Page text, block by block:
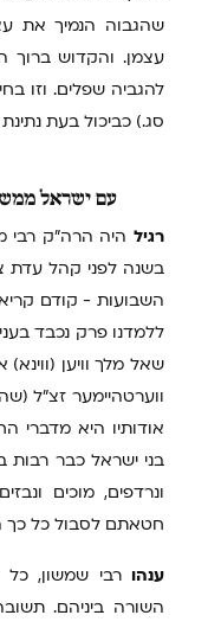
שהגבוה הנמיך את
עצמן. והקדוש ברוך
להגביה שפלים. וזו
סג.) כביכול בעת
עם ישראל
רגיל היה הרה"ק רבי
בשנה לפני קהל עדת
השבועות - קודם
ללמדנו פרק נכבד
שאל מלך וויען
ווערטהיימער זצ"ל
אודותיו היא מדברי
בני ישראל כבר
ונרדפים, מוכים
חטאתם לסבול כל כך
ענהו רבי שמשון,
השורה ביניהם.